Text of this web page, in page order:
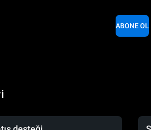
ABONE OL